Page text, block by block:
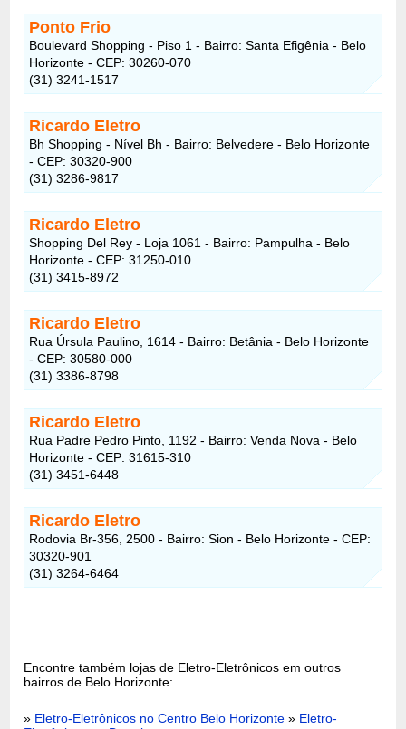
Ponto Frio
Boulevard Shopping - Piso 1 - Bairro: Santa Efigênia - Belo
Horizonte - CEP: 30260-070
(31) 3241-1517
Ricardo Eletro
Bh Shopping - Nível Bh - Bairro: Belvedere - Belo Horizonte
- CEP: 30320-900
(31) 3286-9817
Ricardo Eletro
Shopping Del Rey - Loja 1061 - Bairro: Pampulha - Belo
Horizonte - CEP: 31250-010
(31) 3415-8972
Ricardo Eletro
Rua Úrsula Paulino, 1614 - Bairro: Betânia - Belo Horizonte
- CEP: 30580-000
(31) 3386-8798
Ricardo Eletro
Rua Padre Pedro Pinto, 1192 - Bairro: Venda Nova - Belo
Horizonte - CEP: 31615-310
(31) 3451-6448
Ricardo Eletro
Rodovia Br-356, 2500 - Bairro: Sion - Belo Horizonte - CEP:
30320-901
(31) 3264-6464
Encontre também lojas de Eletro-Eletrônicos em outros
bairros de Belo Horizonte:
» Eletro-Eletrônicos no Centro Belo Horizonte » Eletro-